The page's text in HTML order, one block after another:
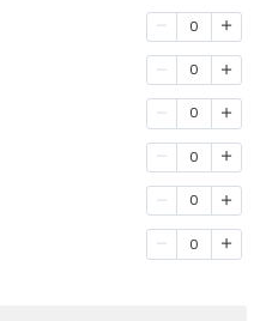
0
0
0
0
0
0